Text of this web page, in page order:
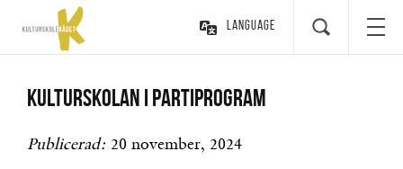
Language
Kulturskolan i partiprogram
Publicerad: 20 november, 2024